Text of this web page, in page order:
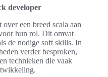
developer
een breed scala aan
hun rol. Dit omvat
de nodige soft skills. In
verder besproken,
technieken die vaak